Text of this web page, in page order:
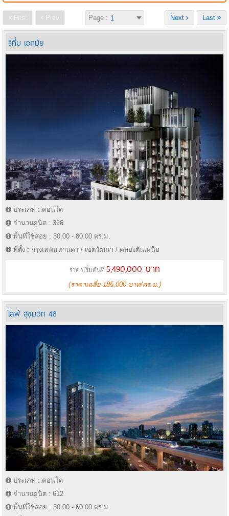
First Prev Page : Last
Next
ริทึ่ม เอกมัย
ประเภท : คอนโด
จำนวนยูนิต : 326
พื้นที่ใช้สอย : 30.00 - 80.00 ตร.ม.
ที่ตั้ง : กรุงเทพมหานคร / เขตวัฒนา / คลองตันเหนือ
ราคาเริ่มต้นที่ 5,490,000 บาท
(ราคาเฉลี่ย 185,000 บาท/ตร.ม.)
ไลฟ์ สุขุมวิท 48
ประเภท : คอนโด
จำนวนยูนิต : 612
พื้นที่ใช้สอย : 30.00 - 60.00 ตร.ม.